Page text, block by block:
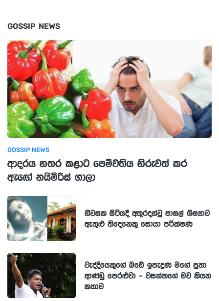
GOSSIP NEWS
GOSSIP NEWS
ආදරය නතර කළාට පෙම්වතිය නිරුවත් කර
ඇඟේ නයිමිරිස් ගාලා
නිවසක සිටියදී අතුරදන්වූ පාසල් ශිෂ්‍යාව
ඇතුළු තිදෙනෙකු සොයා පරික්ෂණ
වැද්දියෙකුගේ බඩේ ඉපැදුණ මගේ පුතා
ආණ්ඩු පෙරළුවා - වසන්තගේ මව කියන
කතාව